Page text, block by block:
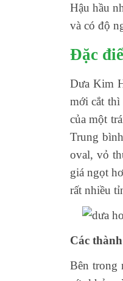
Hậu hầu
và có độ
Đặc
Dưa Kim
mới cắt thì
của một
Trung
oval, vỏ
giá ngọt
rất nhiều
Các
Bên trong